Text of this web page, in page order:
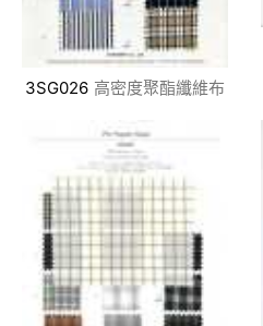
3SG026 高密度聚酯纖維布